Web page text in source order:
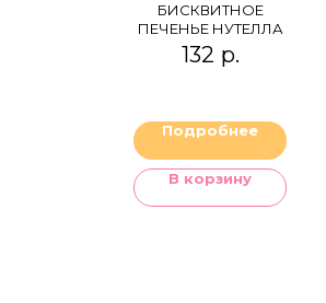
БИСКВИТНОЕ
ПЕЧЕНЬЕ НУТЕЛЛА
132 р.
Подробнее
В корзину